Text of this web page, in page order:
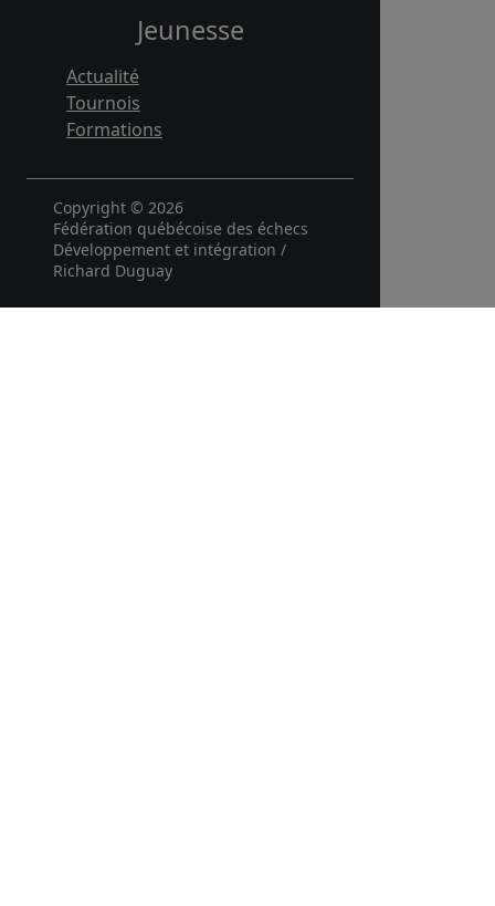
Jeunesse
Actualité
Tournois
Formations
Copyright © 2026
Fédération québécoise des échecs
Développement et intégration /
Richard Duguay